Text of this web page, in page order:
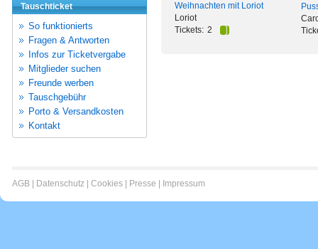
Tauschticket
So funktionierts
Fragen & Antworten
Infos zur Ticketvergabe
Mitglieder suchen
Freunde werben
Tauschgebühr
Porto & Versandkosten
Kontakt
Weihnachten mit Loriot
Loriot
Tickets: 2
AGB Datenschutz Cookies Presse Impressum